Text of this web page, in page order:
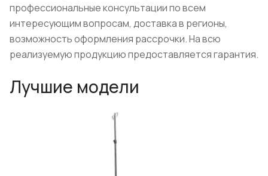
профессиональные консультации по всем
интересующим вопросам, доставка в регионы,
возможность оформления рассрочки. На всю
реализуемую продукцию предоставляется гарантия.
Лучшие модели